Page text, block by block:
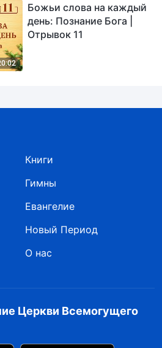
Божьи слова на каждый
день: Познание Бога |
Отрывок 11
Книги
Гимны
Евангелие
Новый Период
О нас
Церкви Всемогущего